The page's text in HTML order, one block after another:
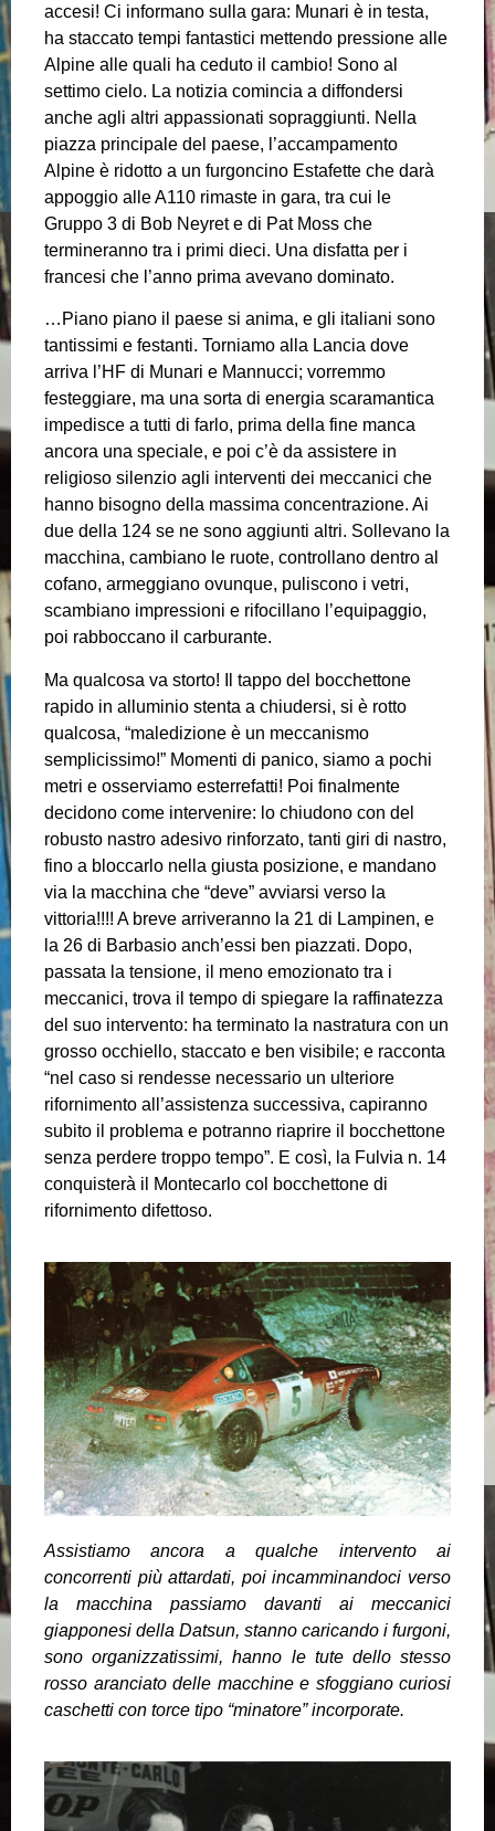
accesi! Ci informano sulla gara: Munari è in testa,
ha staccato tempi fantastici mettendo pressione alle
Alpine alle quali ha ceduto il cambio! Sono al
settimo cielo. La notizia comincia a diffondersi
anche agli altri appassionati sopraggiunti. Nella
piazza principale del paese, l’accampamento
Alpine è ridotto a un furgoncino Estafette che darà
appoggio alle A110 rimaste in gara, tra cui le
Gruppo 3 di Bob Neyret e di Pat Moss che
termineranno tra i primi dieci. Una disfatta per i
francesi che l’anno prima avevano dominato.
…Piano piano il paese si anima, e gli italiani sono
tantissimi e festanti. Torniamo alla Lancia dove
arriva l’HF di Munari e Mannucci; vorremmo
festeggiare, ma una sorta di energia scaramantica
impedisce a tutti di farlo, prima della fine manca
ancora una speciale, e poi c’è da assistere in
religioso silenzio agli interventi dei meccanici che
hanno bisogno della massima concentrazione. Ai
due della 124 se ne sono aggiunti altri. Sollevano la
macchina, cambiano le ruote, controllano dentro al
cofano, armeggiano ovunque, puliscono i vetri,
scambiano impressioni e rifocillano l’equipaggio,
poi rabboccano il carburante.
Ma qualcosa va storto! Il tappo del bocchettone
rapido in alluminio stenta a chiudersi, si è rotto
qualcosa, “maledizione è un meccanismo
semplicissimo!” Momenti di panico, siamo a pochi
metri e osserviamo esterrefatti! Poi finalmente
decidono come intervenire: lo chiudono con del
robusto nastro adesivo rinforzato, tanti giri di nastro,
fino a bloccarlo nella giusta posizione, e mandano
via la macchina che “deve” avviarsi verso la
vittoria!!!! A breve arriveranno la 21 di Lampinen, e
la 26 di Barbasio anch’essi ben piazzati. Dopo,
passata la tensione, il meno emozionato tra i
meccanici, trova il tempo di spiegare la raffinatezza
del suo intervento: ha terminato la nastratura con un
grosso occhiello, staccato e ben visibile; e racconta
“nel caso si rendesse necessario un ulteriore
rifornimento all’assistenza successiva, capiranno
subito il problema e potranno riaprire il bocchettone
senza perdere troppo tempo”. E così, la Fulvia n. 14
conquisterà il Montecarlo col bocchettone di
rifornimento difettoso.
Assistiamo ancora a qualche intervento ai
concorrenti più attardati, poi incamminandoci verso
la macchina passiamo davanti ai meccanici
giapponesi della Datsun, stanno caricando i furgoni,
sono organizzatissimi, hanno le tute dello stesso
rosso aranciato delle macchine e sfoggiano curiosi
caschetti con torce tipo “minatore” incorporate.